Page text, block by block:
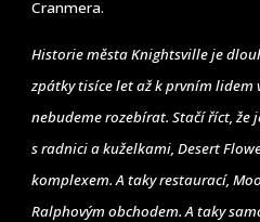
Cranmera.
Historie města Knightsville je
zpátky tisíce let až k prvním lidem
nebudeme rozebírat. Stačí říct,
s radnici a kuželkami, Desert
komplexem. A taky restaurací,
Ralphovým obchodem. A taky